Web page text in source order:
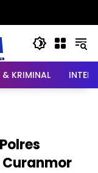
& KRIMINAL
Curanmor